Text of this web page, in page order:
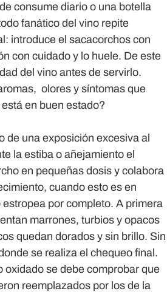
consume diario o una botella
fanático del vino repite
introduce el sacacorchos con
con cuidado y lo huele. De este
del vino antes de servirlo.
olores y síntomas que
en buen estado?
de una exposición excesiva al
la estiba o añejamiento el
en pequeñas dosis y colabora
cuando esto es en
por completo. A primera
marrones, turbios y opacos
quedan dorados y sin brillo. Sin
se realiza el chequeo final.
oxidado se debe comprobar que
reemplazados por los de la